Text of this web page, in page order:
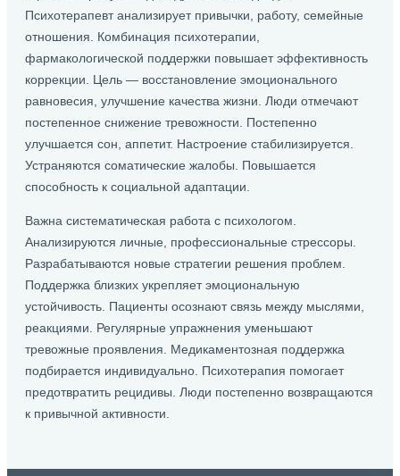
Психотерапевт анализирует привычки, работу, семейные
отношения. Комбинация психотерапии,
фармакологической поддержки повышает эффективность
коррекции. Цель — восстановление эмоционального
равновесия, улучшение качества жизни. Люди отмечают
постепенное снижение тревожности. Постепенно
улучшается сон, аппетит. Настроение стабилизируется.
Устраняются соматические жалобы. Повышается
способность к социальной адаптации.
Важна систематическая работа с психологом.
Анализируются личные, профессиональные стрессоры.
Разрабатываются новые стратегии решения проблем.
Поддержка близких укрепляет эмоциональную
устойчивость. Пациенты осознают связь между мыслями,
реакциями. Регулярные упражнения уменьшают
тревожные проявления. Медикаментозная поддержка
подбирается индивидуально. Психотерапия помогает
предотвратить рецидивы. Люди постепенно возвращаются
к привычной активности.